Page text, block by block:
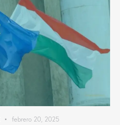
febrero 20, 2025